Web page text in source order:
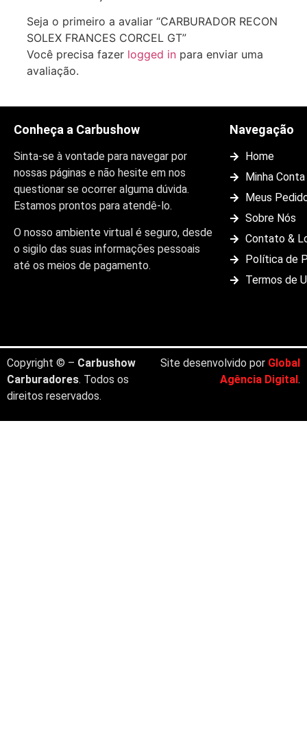
Seja o primeiro a avaliar “CARBURADOR RECON
SOLEX FRANCES CORCEL GT”
Você precisa fazer logged in para enviar uma
avaliação.
Conheça a Carbushow
Sinta-se à vontade para navegar por
nossas páginas e não hesite em nos
questionar se ocorrer alguma dúvida.
Estamos prontos para atendê-lo.
O nosso ambiente virtual é seguro, desde
o sigilo das suas informações pessoais
até os meios de pagamento.
Navegação
Home
Minha Conta
Meus
Sobre Nós
Contato &
Política de
Termos de
Copyright © – Carbushow
Carburadores. Todos os
direitos reservados.
Site desenvolvido por Global
Agência Digital.